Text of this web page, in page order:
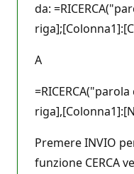
da:
A
Premere INVIO
funzione CERCA